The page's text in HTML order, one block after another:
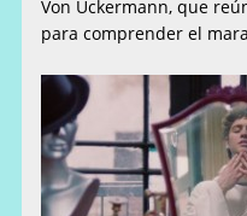
Von Uckermann, que
para comprender el